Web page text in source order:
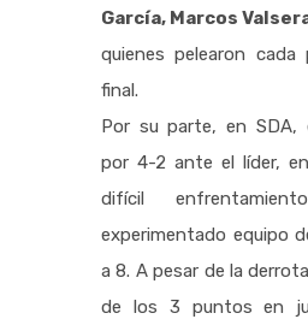
García, Marcos
quienes pelearon
final.
Por su parte, en SDA,
por 4-2 ante el líder,
difícil
experimentado equipo
a 8. A pesar de la
de los 3 puntos en